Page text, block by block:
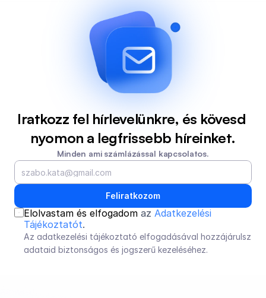
Iratkozz fel hírlevelünkre, és kövesd
nyomon a legfrissebb híreinket.
Minden ami számlázással kapcsolatos.
Feliratkozom
Elolvastam és elfogadom az Adatkezelési
Tájékoztatót.
Az adatkezelési tájékoztató elfogadásával hozzájárulsz
adataid biztonságos és jogszerű kezeléséhez.